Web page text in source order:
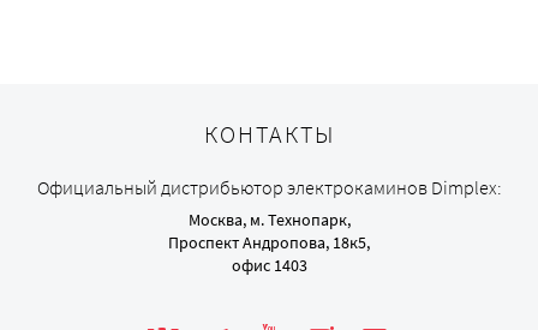
КОНТАКТЫ
Официальный дистрибьютор электрокаминов Dimplex:
Москва, м. Технопарк,
Проспект Андропова, 18к5,
офис 1403